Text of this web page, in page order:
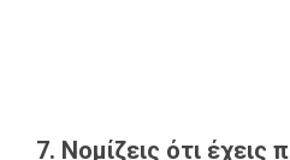
7. Νομίζεις ότι έχεις